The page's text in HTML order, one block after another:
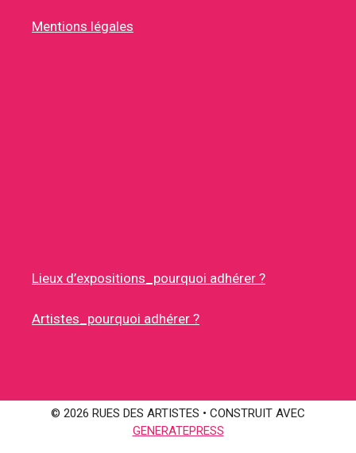
Mentions légales
Lieux d’expositions_pourquoi adhérer ?
Artistes_pourquoi adhérer ?
© 2026 RUES DES ARTISTES • CONSTRUIT AVEC
GENERATEPRESS